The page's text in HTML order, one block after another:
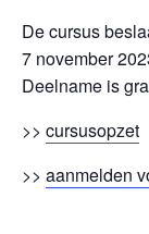
De cursus
7 november
Deelname is
>> cursusopzet
>> aanmelden